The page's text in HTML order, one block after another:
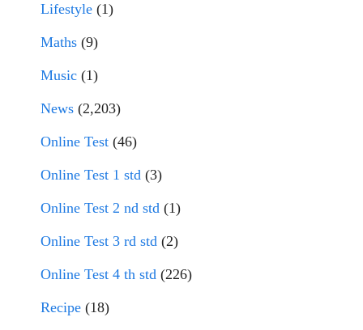
Lifestyle (1)
Maths (9)
Music (1)
News (2,203)
Online Test (46)
Online Test 1 std (3)
Online Test 2 nd std (1)
Online Test 3 rd std (2)
Online Test 4 th std (226)
Recipe (18)